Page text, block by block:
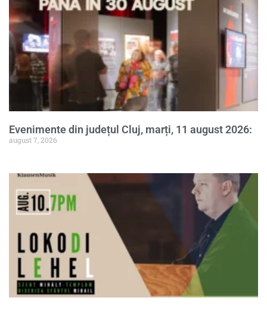
Evenimente din județul Cluj, marți, 11 august 2026:
august 7, 2026